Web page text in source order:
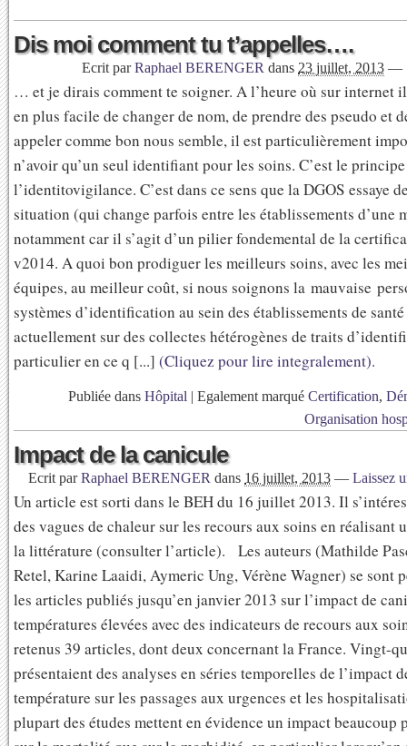
Dis moi comment tu t’appelles….
Ecrit parRaphael BERENGER dans 23 juillet, 2013 —
… et je dirais comment te soigner. A l’heure où sur internet
en plus facile de changer de nom, de prendre des pseudo et
appeler comme bon nous semble, il est particulièrement
n’avoir qu’un seul identifiant pour les soins. C’est le
l’identitovigilance. C’est dans ce sens que la DGOS essaye
situation (qui change parfois entre les établissements d’une
notamment car il s’agit d’un pilier fondemental de la
v2014. A quoi bon prodiguer les meilleurs soins, avec les
équipes, au meilleur coût, si nous soignons la mauvaise
systèmes d’identification au sein des établissements de
actuellement sur des collectes hétérogènes de traits
particulier en ce q [...] (Cliquez pour lire integralement).
Publiée dans Hôpital | Egalement marqué Certification,
Organisation
Impact de la canicule
Ecrit parRaphael BERENGER dans 16 juillet, 2013 — Laissez
Un article est sorti dans le BEH du 16 juillet 2013. Il
des vagues de chaleur sur les recours aux soins en réalisant
la littérature (consulter l’article). Les auteurs (Mathilde
Retel, Karine Laaidi, Aymeric Ung, Vérène Wagner) se sont
les articles publiés jusqu’en janvier 2013 sur l’impact de
températures élevées avec des indicateurs de recours aux
retenus 39 articles, dont deux concernant la France. Vingt-
présentaient des analyses en séries temporelles de l’impact
température sur les passages aux urgences et les
plupart des études mettent en évidence un impact beaucoup